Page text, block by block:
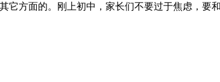
方面的。刚上初中，家长们不要过于焦虑，要